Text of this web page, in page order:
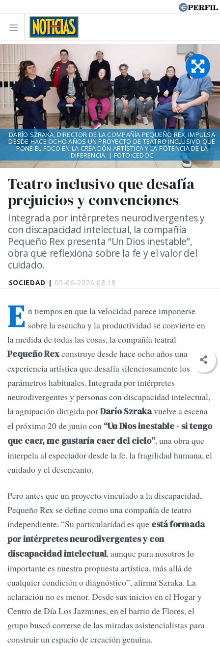
SOCIEDAD | 05-06-2026 08:18
Teatro inclusivo que desafía
prejuicios y convenciones
Integrada por intérpretes neurodivergentes y
con discapacidad intelectual, la compañía
Pequeño Rex presenta “Un Dios inestable”,
obra que reflexiona sobre la fe y el valor del
cuidado.
DARÍO SZRAKA, DIRECTOR DE LA COMPAÑÍA PEQUEÑO REX, IMPULSA
DESDE HACE OCHO AÑOS UN PROYECTO DE TEATRO INCLUSIVO QUE
PONE EL FOCO EN LA CREACIÓN ARTÍSTICA Y LA POTENCIA DE LA
DIFERENCIA. | FOTO:CEDOC
E n tiempos en que la velocidad parece imponerse
sobre la escucha y la productividad se convierte en
la medida de todas las cosas, la compañía teatral
Pequeño Rexconstruye desde hace ocho años una
experiencia artística que desafía silenciosamente los
parámetros habituales. Integrada por intérpretes
neurodivergentes y personas con discapacidad intelectual,
la agrupación dirigida porDarío Szrakavuelve a escena
el próximo 20 de junio con “Un Dios inestable - si tengo
que caer, me gustaría caer del cielo”, una obra que
interpela al espectador desde la fe, la fragilidad humana, el
cuidado y el desencanto.
Pero antes que un proyecto vinculado a la discapacidad,
Pequeño Rex se define como una compañía de teatro
independiente. “Su particularidad es que está formada
por intérpretes neurodivergentes y con
discapacidad intelectual, aunque para nosotros lo
importante es nuestra propuesta artística, más allá de
cualquier condición o diagnóstico”, afirma Szraka. La
aclaración no es menor. Desde sus inicios en el Hogar y
Centro de Día Los Jazmines, en el barrio de Flores, el
grupo buscó correrse de las miradas asistencialistas para
construir un espacio de creación genuina.